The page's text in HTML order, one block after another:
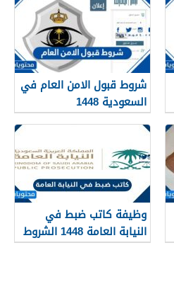
شروط قبول الامن العام في
السعودية 1448
وظيفة كاتب ضبط في
النيابة العامة 1448 الشروط
وطريقة التقديم